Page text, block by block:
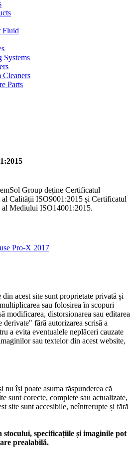
Fluid
Systems
Cleaners
Parts
Group deține Certificatul
al Calității ISO9001:2015 și Certificatul
al Mediului ISO14001:2015.
acest site sunt proprietate privată și
sau folosirea în scopuri
modificarea, distorsionarea sau editarea
derivate" fără autorizarea scrisă a
a evita eventualele neplăceri cauzate
sau textelor din acest website,
nu își poate asuma răspunderea că
sunt corecte, complete sau actualizate,
site sunt accesibile, neîntrerupte și fără
specificațiile și imaginile pot
prealabilă.